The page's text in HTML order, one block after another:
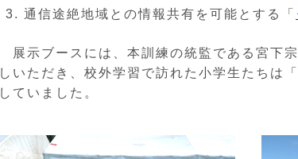
通信途絶地域との情報共有を可能とする「
展示ブースには、本訓練の統監である宮下
しいただき、校外学習で訪れた小学生たちは「
していました。